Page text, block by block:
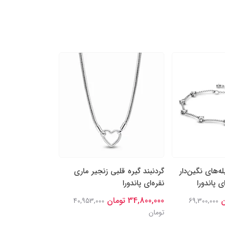
نگین‌دار
پاندورا
69,300,000
گردنبند گیره قلبی زنجیر ماری
نقره‌ای پاندورا
34,800,000 تومان
40,953,000
تومان